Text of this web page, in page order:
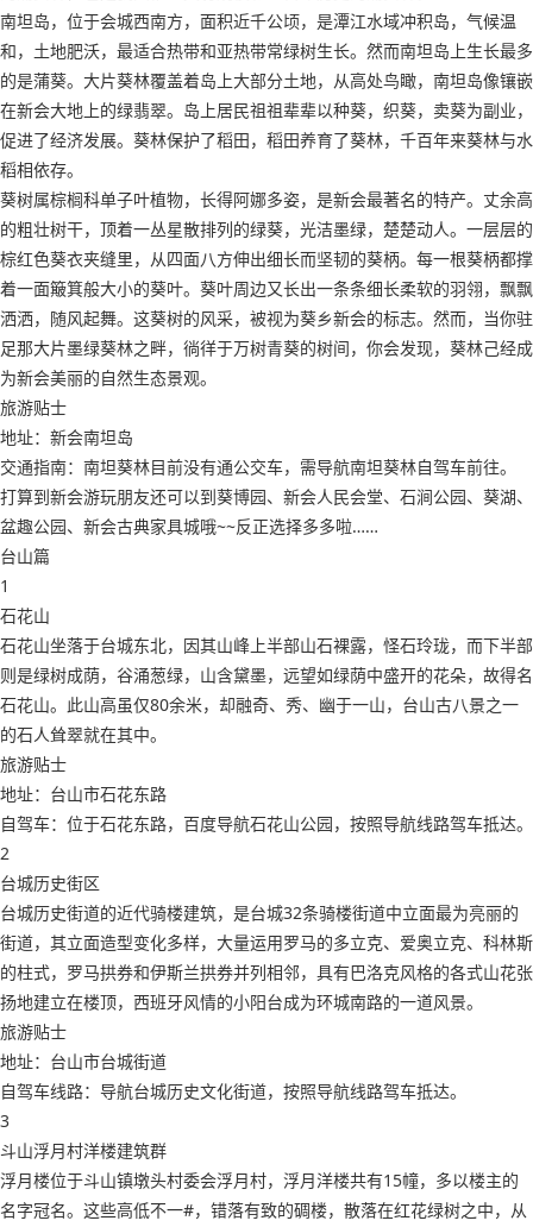
南坦岛，位于会城西南方，面积近千公顷，是潭江水域冲积岛，气候温
和，土地肥沃，最适合热带和亚热带常绿树生长。然而南坦岛上生长最多
的是蒲葵。大片葵林覆盖着岛上大部分土地，从高处鸟瞰，南坦岛像镶嵌
在新会大地上的绿翡翠。岛上居民祖祖辈辈以种葵，织葵，卖葵为副业，
促进了经济发展。葵林保护了稻田，稻田养育了葵林，千百年来葵林与水
稻相依存。
葵树属棕榈科单子叶植物，长得阿娜多姿，是新会最著名的特产。丈余高
的粗壮树干，顶着一丛星散排列的绿葵，光洁墨绿，楚楚动人。一层层的
棕红色葵衣夹缝里，从四面八方伸出细长而坚韧的葵柄。每一根葵柄都撑
着一面簸箕般大小的葵叶。葵叶周边又长出一条条细长柔软的羽翎，飘飘
洒洒，随风起舞。这葵树的风采，被视为葵乡新会的标志。然而，当你驻
足那大片墨绿葵林之畔，徜徉于万树青葵的树间，你会发现，葵林己经成
为新会美丽的自然生态景观。
旅游贴士
地址：新会南坦岛
交通指南：南坦葵林目前没有通公交车，需导航南坦葵林自驾车前往。
打算到新会游玩朋友还可以到葵博园、新会人民会堂、石涧公园、葵湖、
盆趣公园、新会古典家具城哦~~反正选择多多啦……
台山篇
1
石花山
石花山坐落于台城东北，因其山峰上半部山石裸露，怪石玲珑，而下半部
则是绿树成荫，谷涌葱绿，山含黛墨，远望如绿荫中盛开的花朵，故得名
石花山。此山高虽仅80余米，却融奇、秀、幽于一山，台山古八景之一
的石人耸翠就在其中。
旅游贴士
地址：台山市石花东路
自驾车：位于石花东路，百度导航石花山公园，按照导航线路驾车抵达。
2
台城历史街区
台城历史街道的近代骑楼建筑，是台城32条骑楼街道中立面最为亮丽的
街道，其立面造型变化多样，大量运用罗马的多立克、爱奥立克、科林斯
的柱式，罗马拱券和伊斯兰拱券并列相邻，具有巴洛克风格的各式山花张
扬地建立在楼顶，西班牙风情的小阳台成为环城南路的一道风景。
旅游贴士
地址：台山市台城街道
自驾车线路：导航台城历史文化街道，按照导航线路驾车抵达。
3
斗山浮月村洋楼建筑群
浮月楼位于斗山镇墩头村委会浮月村，浮月洋楼共有15幢，多以楼主的
名字冠名。这些高低不一#，错落有致的碉楼，散落在红花绿树之中，从